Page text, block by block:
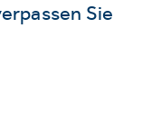
Sie